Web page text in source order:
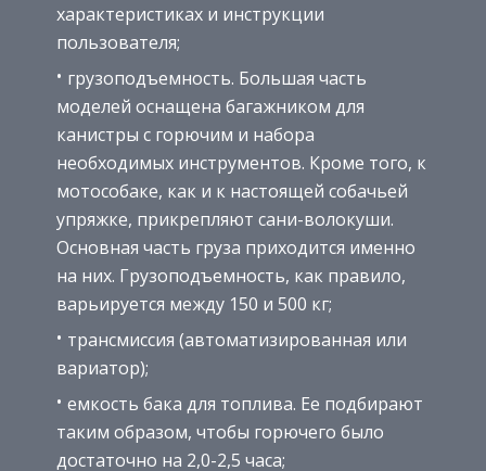
характеристиках и инструкции
пользователя;
грузоподъемность. Большая часть
моделей оснащена багажником для
канистры с горючим и набора
необходимых инструментов. Кроме того, к
мотособаке, как и к настоящей собачьей
упряжке, прикрепляют сани-волокуши.
Основная часть груза приходится именно
на них. Грузоподъемность, как правило,
варьируется между 150 и 500 кг;
трансмиссия (автоматизированная или
вариатор);
емкость бака для топлива. Ее подбирают
таким образом, чтобы горючего было
достаточно на 2,0-2,5 часа;